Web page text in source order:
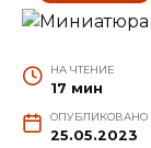
НА ЧТЕНИЕ
17 мин
ОПУБЛИКОВАНО
25.05.2023